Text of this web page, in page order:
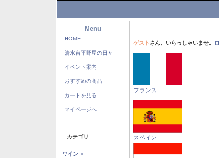
Menu
HOME
清水台平野屋の日々
イベント案内
おすすめの商品
カートを見る
マイページへ
カテゴリ
ワイン->
ゲスト さん、いらっしゃいませ。
フランス
スペイン